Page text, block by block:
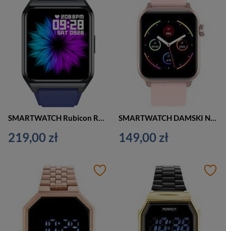
SMARTWATCH Rubicon RNCE89 UNISEX - WYKONYWANIE POŁĄCZEŃ, WŁASNE TARCZE (sr035h)
219,00 zł
SMARTWATCH DAMSKI NA PASKU G. Rossi SW013-1 roseg/pink (sg008a)
149,00 zł